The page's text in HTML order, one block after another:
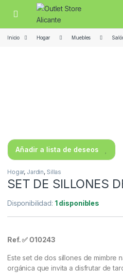
Skip to navigation
Skip to content
Open
Inicio Hogar Muebles
Añadir a lista de deseos
Hogar, Jardin, Sillas
SET DE SILLONES
Disponibilidad: 1 disponibles
Ref. ✅ O10243
Esteset de dos sillones de mimbre
orgánica que invita a disfrutar de